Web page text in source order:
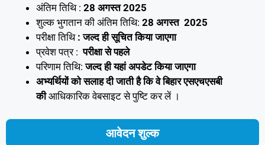
अंतिम तिथि : 28 अगस्त 2025
शुल्क भुगतान की अंतिम तिथि: 28 अगस्त 2025
परीक्षा तिथि : जल्द ही सूचित किया जाएगा
प्रवेश पत्र :परीक्षा से पहले
परिणाम तिथि:जल्द ही यहां अपडेट किया जाएगा
अभ्यर्थियों को सलाह दी जाती है कि वे बिहार एसएचएसबी
कीआधिकारिक वेबसाइट से पुष्टि कर लें ।
आवेदन शुल्क